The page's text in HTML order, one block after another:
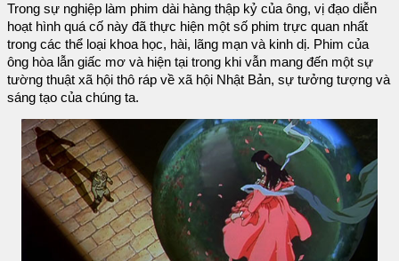
Trong sự nghiệp làm phim dài hàng thập kỷ của ông, vị đạo diễn
hoạt hình quá cố này đã thực hiện một số phim trực quan nhất
trong các thể loại khoa học, hài, lãng mạn và kinh dị. Phim của
ông hòa lẫn giấc mơ và hiện tại trong khi vẫn mang đến một sự
tường thuật xã hội thô ráp về xã hội Nhật Bản, sự tưởng tượng và
sáng tạo của chúng ta.